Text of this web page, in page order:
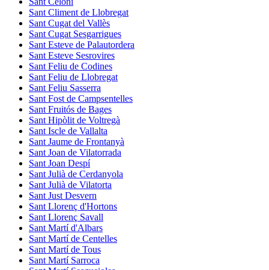
Sant Climent de Llobregat
Sant Cugat del Vallès
Sant Cugat Sesgarrigues
Sant Esteve de Palautordera
Sant Esteve Sesrovires
Sant Feliu de Codines
Sant Feliu de Llobregat
Sant Feliu Sasserra
Sant Fost de Campsentelles
Sant Fruitós de Bages
Sant Hipòlit de Voltregà
Sant Iscle de Vallalta
Sant Jaume de Frontanyà
Sant Joan de Vilatorrada
Sant Joan Despí
Sant Julià de Cerdanyola
Sant Julià de Vilatorta
Sant Just Desvern
Sant Llorenç d'Hortons
Sant Llorenç Savall
Sant Martí d'Albars
Sant Martí de Centelles
Sant Martí de Tous
Sant Martí Sarroca